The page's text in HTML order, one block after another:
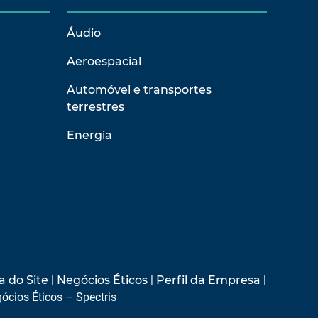
Áudio
Aeroespacial
Automóvel e transportes
terrestres
Energia
do Site | Negócios Éticos | Perfil da Empresa |
Éticos – Spectris